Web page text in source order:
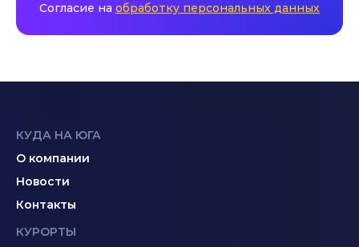
Согласие на обработку персональных данных
КУДА НА ЮГА
О компании
Новости
Контакты
КУРОРТЫ